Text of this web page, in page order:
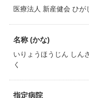
医療法人 新産健会 ひが
名称 (かな)
いりょうほうじん しん
く
指定病院